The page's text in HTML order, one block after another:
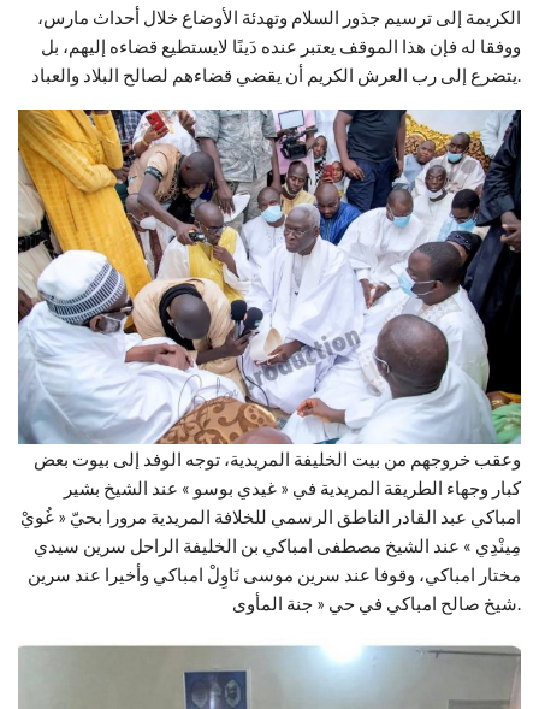
الكريمة إلى ترسيم جذور السلام وتهدئة الأوضاع خلال أحداث مارس،
ووفقا له فإن هذا الموقف يعتبر عنده دَينًا لايستطيع قضاءه إليهم، بل
يتضرع إلى رب العرش الكريم أن يقضي قضاءهم لصالح البلاد والعباد.
وعقب خروجهم من بيت الخليفة المريدية، توجه الوفد إلى بيوت بعض
كبار وجهاء الطريقة المريدية في « غيدي بوسو » عند الشيخ بشير
امباكي عبد القادر الناطق الرسمي للخلافة المريدية مرورا بحيّ « غُويْ
مِينْدِي » عند الشيخ مصطفى امباكي بن الخليفة الراحل سرين سيدي
مختار امباكي، وقوفا عند سرين موسى نَاوِلْ امباكي وأخيرا عند سرين
شيخ صالح امباكي في حي « جنة المأوى.